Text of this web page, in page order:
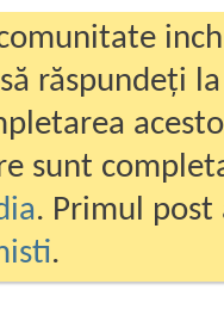
răspundeți
sunt
. Primul
.